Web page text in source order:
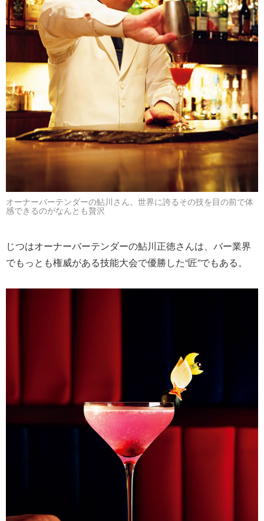
オーナーバーテンダーの鮎川さん。世界に誇るその技を目の前で体
感できるのがなんとも贅沢
じつはオーナーバーテンダーの鮎川正徳さんは、バー業界
でもっとも権威がある技能大会で優勝した“匠”でもある。